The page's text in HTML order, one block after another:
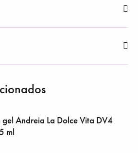
Andreia La Dolce Vita DV4
ml